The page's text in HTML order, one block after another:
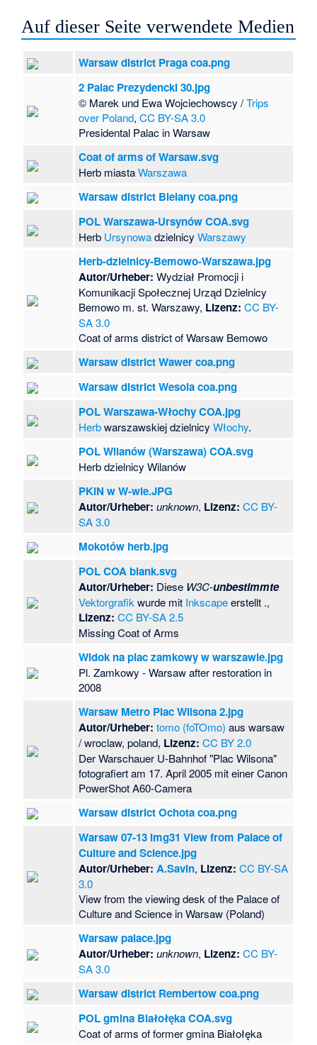
Auf dieser Seite verwendete Medien
Warsaw district Praga coa.png
2 Palac Prezydencki 30.jpg
© Marek und Ewa Wojciechowscy /Trips
over Poland,CC BY-SA 3.0
Presidental Palac in Warsaw
Coat of arms of Warsaw.svg
Herb miastaWarszawa
Warsaw district Bielany coa.png
POL Warszawa-Ursynów COA.svg
Herb UrsynowadzielnicyWarszawy
Herb-dzielnicy-Bemowo-Warszawa.jpg
Autor/Urheber: Wydział Promocji i
Komunikacji Społecznej Urząd Dzielnicy
Bemowo m. st. Warszawy, Lizenz: CC BY-
SA 3.0
Coat of arms district of Warsaw Bemowo
Warsaw district Wawer coa.png
Warsaw district Wesola coa.png
POL Warszawa-Włochy COA.jpg
Herbwarszawskiej dzielnicyWłochy.
POL Wilanów (Warszawa) COA.svg
Herb dzielnicy Wilanów
PKiN w W-wie.JPG
Autor/Urheber: unknown, Lizenz: CC BY-
SA 3.0
Mokotów herb.jpg
POL COA blank.svg
Autor/Urheber: Diese W3C-unbestimmte
Vektorgrafik wurde mit Inkscapeerstellt .,
Lizenz: CC BY-SA 2.5
Missing Coat of Arms
Widok na plac zamkowy w warszawie.jpg
Pl. Zamkowy - Warsaw after restoration in
2008
Warsaw Metro Plac Wilsona 2.jpg
Autor/Urheber: tomo (foTOmo) aus warsaw
/ wroclaw, poland, Lizenz: CC BY 2.0
Der Warschauer U-Bahnhof "Plac Wilsona"
fotografiert am 17. April 2005 mit einer Canon
PowerShot A60-Camera
Warsaw district Ochota coa.png
Warsaw 07-13 img31 View from Palace of
Culture and Science.jpg
Autor/Urheber: A.Savin, Lizenz: CC BY-SA
3.0
View from the viewing desk of the Palace of
Culture and Science in Warsaw (Poland)
Warsaw palace.jpg
Autor/Urheber: unknown, Lizenz: CC BY-
SA 3.0
Warsaw district Rembertow coa.png
POL gmina Białołęka COA.svg
Coat of arms of former gmina Białołęka